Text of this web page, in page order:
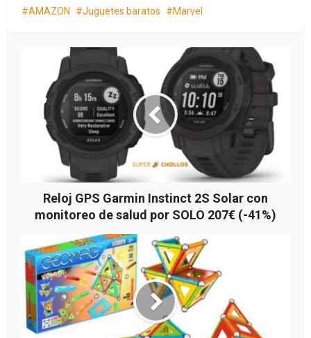
AMAZON Juguetes baratos Marvel
Reloj GPS Garmin Instinct 2S Solar con
monitoreo de salud por SOLO 207€ (-41%)